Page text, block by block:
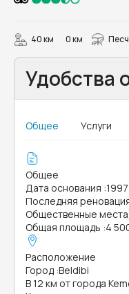
40 км 0 км
Удобства
Общее Услуги
Общее
Дата основания :1997
Последняя
Общественные
Общая площадь :4
Расположение
Город :Beldibi
В 12 км от города